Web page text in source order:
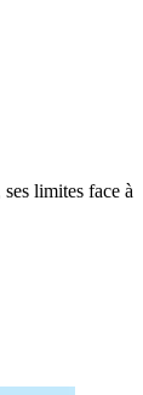
limites face à